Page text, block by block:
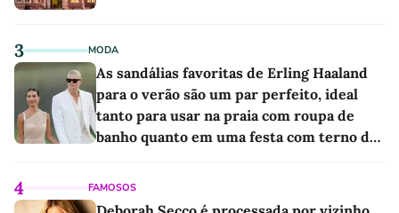
3 MODA
As sandálias favoritas de Erling Haaland
para o verão são um par perfeito, ideal
tanto para usar na praia com roupa de
banho quanto em uma festa com terno de
4 FAMOSOS